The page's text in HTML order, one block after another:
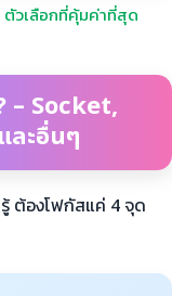
ตัวเลือกที่คุ้มค่าที่สุด
– Socket,
ละอื่นๆ
ต้องโฟกัสแค่ 4 จุด